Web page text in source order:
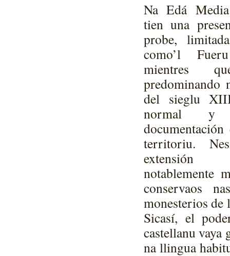
Na Edá
tien una
probe,
como’l
mientres
predominando
del sieglu
normal y
territoriu.
extensión
notablemente
conservaos
monesterios de
Sicasí, el
castellanu vaya
na llingua